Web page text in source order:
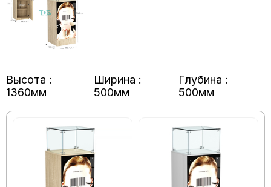
Высота :
1360мм
Ширина :
500мм
Глубина :
500мм